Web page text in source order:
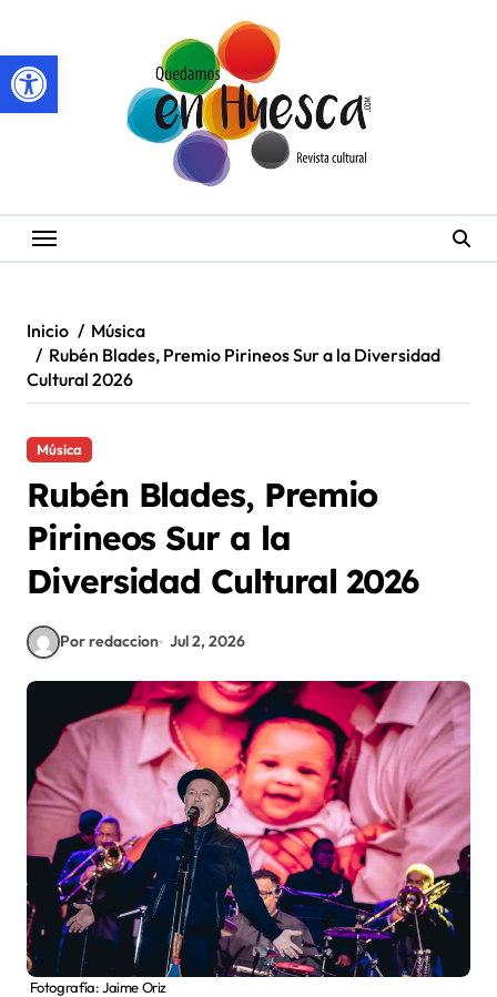
Abrir barra de herramientas
contenido
Inicio
Música
Rubén Blades, Premio Pirineos Sur a la Diversidad
Cultural 2026
Música
Rubén Blades, Premio
Pirineos Sur a la
Diversidad Cultural 2026
Por redaccion Jul 2, 2026
Fotografía: Jaime Oriz